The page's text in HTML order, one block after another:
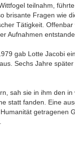
teilnahm,
brisante Fragen wie
Tätigkeit.
Aufnahmen
gab Lotte Jacobi
Sechs Jahre
sah sie in ihm den
statt fanden. Eine
getragenen